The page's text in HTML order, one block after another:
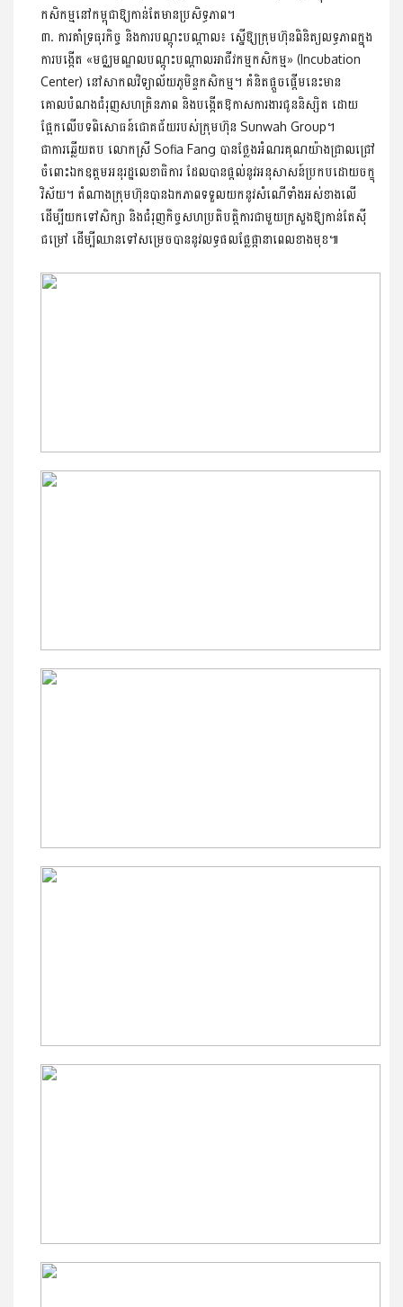
កសិកម្មនៅកម្ពុជា​ឱ្យ​កាន់តែមានប្រសិទ្ធភាព។
៣. ការគាំទ្រធុរកិច្ច និងការបណ្តុះបណ្តាល៖ ស្នើឱ្យក្រុមហ៊ុនពិនិត្យ​លទ្ធភាព​ក្នុង
ការបង្កើត «មជ្ឈមណ្ឌលបណ្តុះបណ្តាល​អាជីវកម្ម​កសិកម្ម» (Incubation
Center) នៅសាកលវិទ្យាល័យ​ភូមិន្ទ​កសិកម្ម។ គំនិតផ្តួចផ្តើមនេះមាន
គោលបំណងជំរុញសហគ្រិនភាព និងបង្កើតឱកាសការងារជូននិស្សិត ដោយ
ផ្អែកលើបទពិសោធន៍ជោគ​ជ័យ​របស់ក្រុមហ៊ុន Sunwah Group។
​ជាការឆ្លើយតប លោកស្រី Sofia Fang បានថ្លែងអំណរគុណយ៉ាង​ជ្រាលជ្រៅ
ចំពោះឯកឧត្តមអនុរដ្ឋលេខាធិការ ដែលបានផ្តល់នូវអនុ​សាសន៍ប្រកបដោយចក្ខុ
វិស័យ។ តំណាងក្រុមហ៊ុនបានឯកភាពទទួល​យកនូវសំណើទាំងអស់ខាងលើ
ដើម្បីយកទៅសិក្សា និងជំរុញកិច្ច​សហ​​ប្រតិបត្តិការជាមួយក្រសួងឱ្យកាន់តែស៊ី
ជម្រៅ ដើម្បីឈានទៅ​សម្រេច​បាននូវលទ្ធផលផ្លែផ្កានាពេលខាងមុខ៕